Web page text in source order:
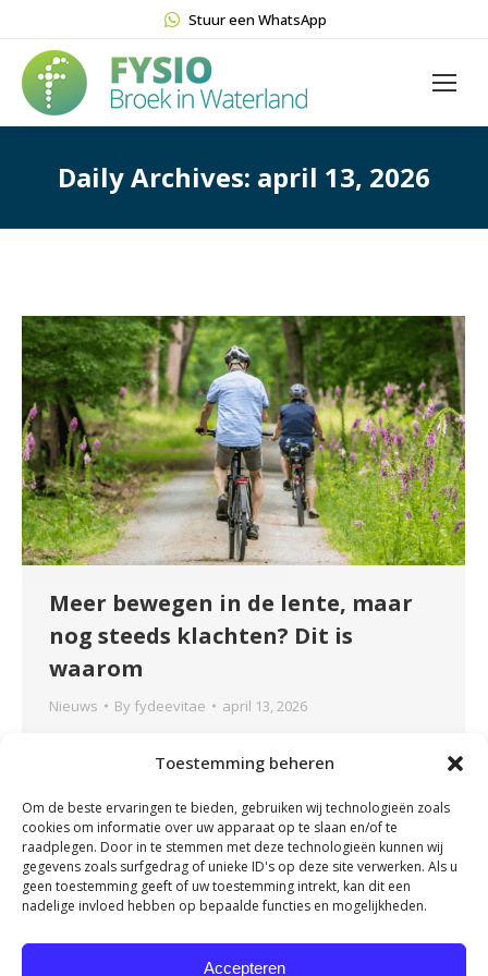
Toestemming beheren
Om de beste ervaringen te bieden, gebruiken wij technologieën zoals
cookies om informatie over uw apparaat op te slaan en/of te
raadplegen. Door in te stemmen met deze technologieën kunnen wij
gegevens zoals surfgedrag of unieke ID's op deze site verwerken. Als u
geen toestemming geeft of uw toestemming intrekt, kan dit een
nadelige invloed hebben op bepaalde functies en mogelijkheden.
Accepteren
Stuur een WhatsApp
Daily Archives: april 13, 2026
Meer bewegen in de lente, maar
nog steeds klachten? Dit is
waarom
Nieuws By fydeevitae april 13, 2026
klachten? Dit is waarom De lente is begonnen.
veel mensen gaan weer meer bewegen.
Wandelen, fietsen of sporten worden weer
opgepakt na een rustigere winterperiode. Toch
zien we in deze periode juist vaker klachten